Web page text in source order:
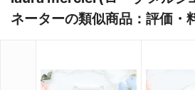
ネーターの類似商品：評価・